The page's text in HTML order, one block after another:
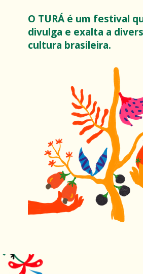
O TURÁ é um festival
divulga e exalta a
cultura brasileira.